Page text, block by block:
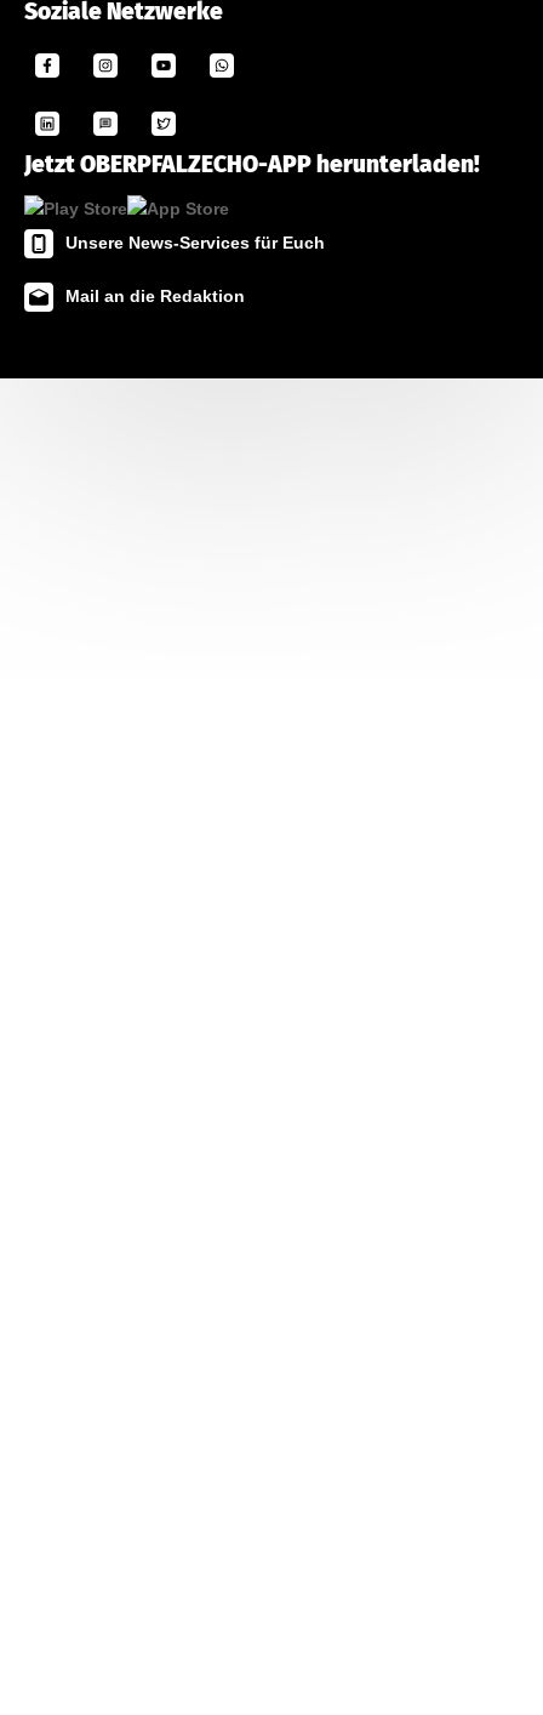
Soziale Netzwerke
Jetzt OBERPFALZECHO-APP herunterladen!
Unsere News-Services für Euch
Mail an die Redaktion